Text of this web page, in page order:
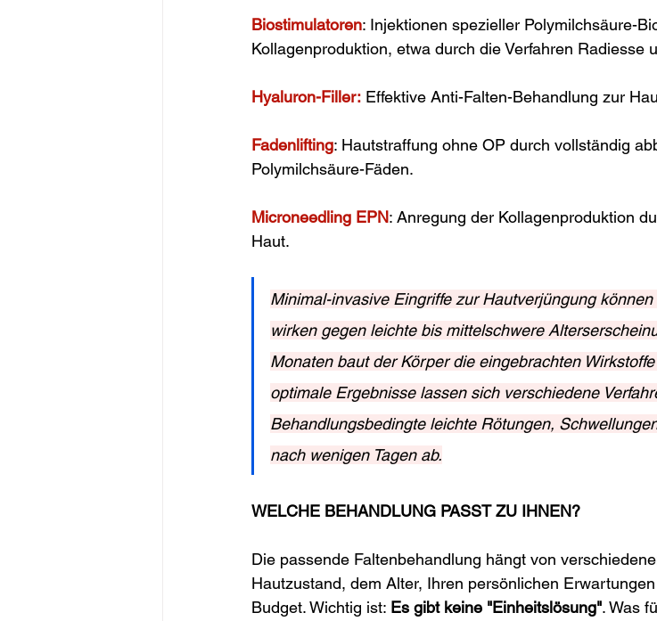
Biostimulatoren: Injektionen spezieller Polymilchsäure-
Kollagenproduktion, etwa durch die Verfahren Radiesse
Hyaluron-Filler: Effektive Anti-Falten-Behandlung zur
Fadenlifting: Hautstraffung ohne OP durch vollständig
Polymilchsäure-Fäden.
Microneedling EPN: Anregung der Kollagenproduktion
Haut.
Minimal-invasive Eingriffe zur Hautverjüngung
wirken gegen leichte bis mittelschwere
Monaten baut der Körper die eingebrachten
optimale Ergebnisse lassen sich verschiedene
Behandlungsbedingte leichte Rötungen,
nach wenigen Tagen ab.
WELCHE BEHANDLUNG PASST ZU IHNEN?
Die passende Faltenbehandlung hängt von
Hautzustand, dem Alter, Ihren persönlichen
Budget. Wichtig ist: Es gibt keine "Einheitslösung". Was